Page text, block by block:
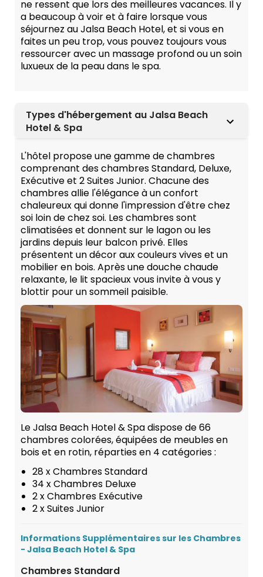
ne ressent que lors des meilleures vacances. Il y
a beaucoup à voir et à faire lorsque vous
séjournez au Jalsa Beach Hotel, et si vous en
faites un peu trop, vous pouvez toujours vous
ressourcer avec un massage profond ou un soin
luxueux de la peau dans le spa.
Types d'hébergement au Jalsa Beach
Hotel & Spa
L'hôtel propose une gamme de chambres
comprenant des chambres Standard, Deluxe,
Exécutive et 2 Suites Junior. Chacune des
chambres allie l'élégance à un confort
chaleureux qui donne l'impression d'être chez
soi loin de chez soi. Les chambres sont
climatisées et donnent sur le lagon ou les
jardins depuis leur balcon privé. Elles
présentent un décor aux couleurs vives et un
mobilier en bois. Après une douche chaude
relaxante, le lit spacieux vous invite à vous y
blottir pour un sommeil paisible.
Le Jalsa Beach Hotel & Spa dispose de 66
chambres colorées, équipées de meubles en
bois et en rotin, réparties en 4 catégories :
28 x Chambres Standard
34 x Chambres Deluxe
2 x Chambres Exécutive
2 x Suites Junior
Informations Supplémentaires sur les Chambres
- Jalsa Beach Hotel & Spa
Chambres Standard